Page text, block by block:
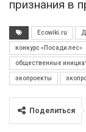
признания в
Ecowiki.ru
конкурс «Посади лес»
общественные
экопроекты
Поделиться